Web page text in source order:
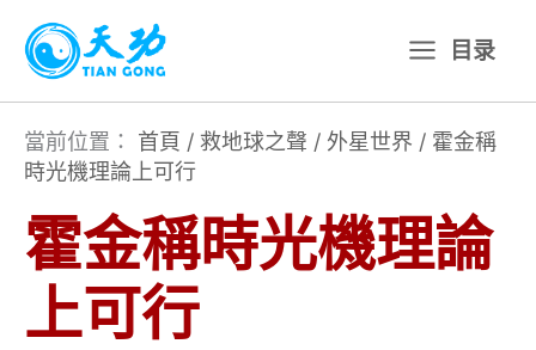
主
目录
當前位置： 首頁 / 救地球之聲 / 外星世界 / 霍金稱
時光機理論上可行
霍金稱時光機理論
上可行